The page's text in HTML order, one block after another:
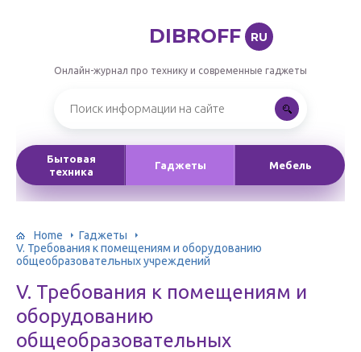
DIBROFF RU
Онлайн-журнал про технику и современные гаджеты
Бытовая
техника
Гаджеты Мебель
Home
Гаджеты
V. Требования к помещениям и оборудованию
общеобразовательных учреждений
V. Требования к помещениям и
оборудованию
общеобразовательных